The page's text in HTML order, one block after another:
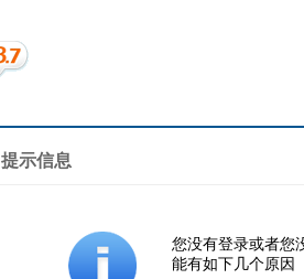
提示信息
您没有登录或者您
能有如下几个原因